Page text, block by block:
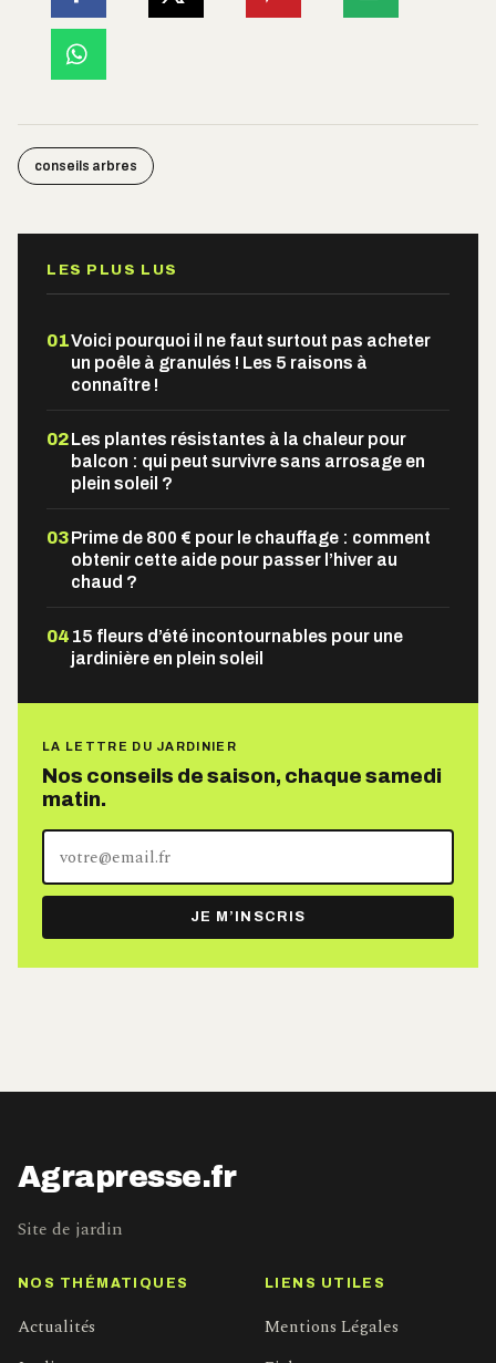
conseils arbres
LES PLUS LUS
01Voici pourquoi il ne faut surtout pas acheter
un poêle à granulés ! Les 5 raisons à
connaître !
02Les plantes résistantes à la chaleur pour
balcon : qui peut survivre sans arrosage en
plein soleil ?
03Prime de 800 € pour le chauffage : comment
obtenir cette aide pour passer l’hiver au
chaud ?
04 15 fleurs d’été incontournables pour une
jardinière en plein soleil
LA LETTRE DU JARDINIER
Nos conseils de saison, chaque samedi
matin.
adresse
e-
mail
JE M’INSCRIS
Agrapresse.fr
Site de jardin
NOS THÉMATIQUES
Actualités
LIENS UTILES
Mentions Légales